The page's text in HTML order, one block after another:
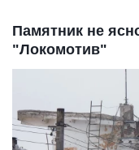
Памятник не
"Локомотив"